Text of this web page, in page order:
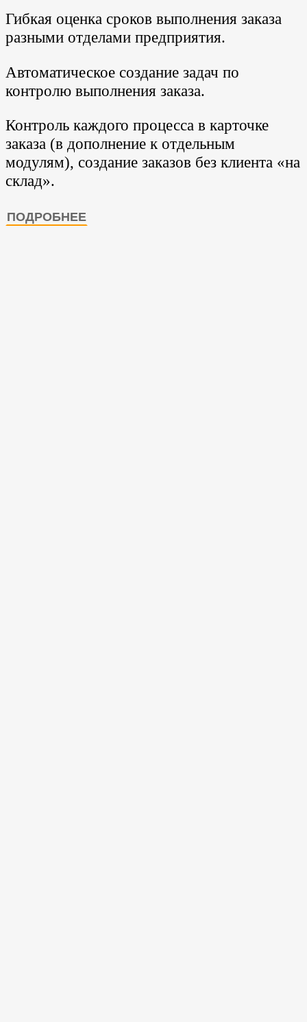
Гибкая оценка сроков выполнения заказа
разными отделами предприятия.
Автоматическое создание задач по
контролю выполнения заказа.
Контроль каждого процесса в карточке
заказа (в дополнение к отдельным
модулям), создание заказов без клиента «на
склад».
ПОДРОБНЕЕ